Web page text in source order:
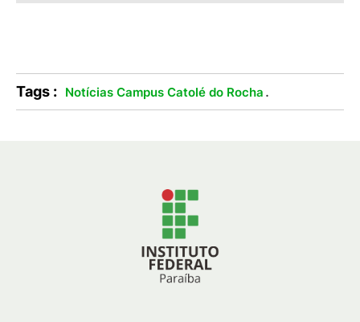
Tags : Notícias Campus Catolé do Rocha .